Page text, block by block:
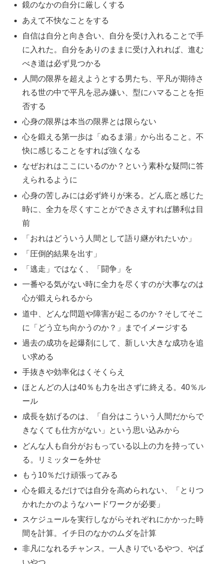
鏡のなかの自分に厳しくする
あえて不快なことをする
自信は自分と向き合い、自分を受け入れることで手
に入れた。自分をありのままに受け入れれば、進む
べき道は必ず見つかる
人間の限界を超えようとする男たち、平凡が期待さ
れる世の中で平凡を忌み嫌い、型にハマることを拒
否する
心身の限界は本当の限界とは限らない
心を鍛える第一歩は「ぬるま湯」から出ること。不
快に感じることをすれば強くなる
なぜおれはここにいるのか？という素朴な疑問に答
えられるように
心身の苦しみには必ず終りが来る。どん底と感じた
時に、全力を尽くすことができさえすれば勝利は目
前
「おれはどういう人間として語り継がれたいか」
「圧倒的結果を出す」
「逃走」ではなく、「闘争」を
一番やる気がない時に全力を尽くすのが大事なのは
心が鍛えられるから
道中、どんな問題や障害が起こるのか？そしてそこ
に「どう立ち向かうのか？」までイメージする
過去の成功を起爆剤にして、新しい大きな成功を追
い求める
手抜きや効率化はくそくらえ
ほとんどの人は40％も力を出さずに終える。40％ル
ール
成長を妨げるのは、「自分はこういう人間だからで
きなくても仕方がない」という思い込みから
どんな人も自分がおもっている以上の力を持ってい
る。リミッターを外せ
もう10％だけ頑張ってみる
心を鍛えるだけでは自分を高められない、「とりつ
かれたかのようなハードワークが必要」
スケジュールを実行しながらそれぞれにかかった時
間を計算。イチ日のなかのムダを計算
非凡になれるチャンス。一人きりでいるやつ、やば